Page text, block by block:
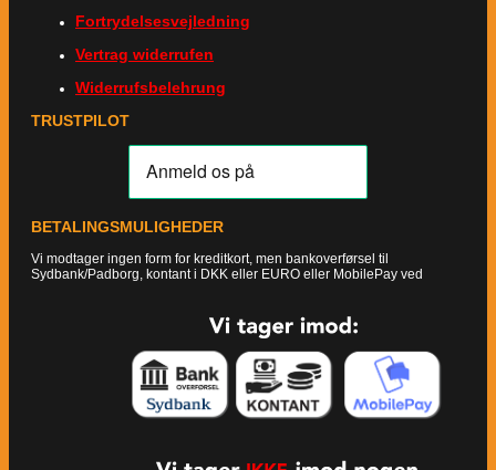
Fortrydelsesvejledning
Vertrag widerrufen
Widerrufsbelehrung
TRUSTPILOT
BETALINGSMULIGHEDER
Vi modtager ingen form for kreditkort, men bankoverførsel til
Sydbank/Padborg, kontant i DKK eller EURO eller MobilePay ved